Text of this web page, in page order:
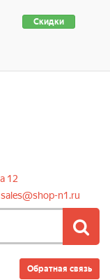
Скидки
12
sales@shop-n1.ru
Обратная связь